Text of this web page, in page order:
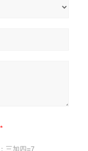
三加四=7